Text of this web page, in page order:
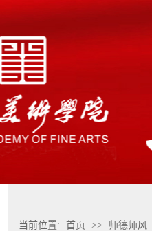
当前位置: 首页 >> 师德师风